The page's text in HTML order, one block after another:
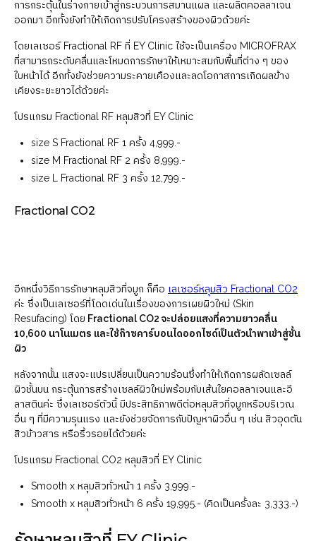
การกระตุ้นในร่างกายเข้าสู่กระบวนการสมานแผล และผลิตคอลลาเจน
ออกมา อีกทั้งยังทำให้เกิดการปรับโครงสร้างของผิวด้วยค่ะ
โดยเลเซอร์ Fractional RF ที่ EY Clinic ใช้จะเป็นเครื่อง MICROFRAX
ที่สามารถระดับคลื่นและโหมดการรักษาให้เหมาะสมกับพื้นที่ต่าง ๆ ของ
ใบหน้าได้ อีกทั้งยังช่วยความระคายเคืองและลดโอกาสการเกิดผลข้าง
เคียงระยะยาวได้ด้วยค่ะ
โปรแกรม Fractional RF หลุมสิวที่ EY Clinic
size S Fractional RF 1 ครั้ง 4,999.-
size M Fractional RF 2 ครั้ง 8,999.-
size L Fractional RF 3 ครั้ง 12,799.-
Fractional CO2
อีกหนึ่งวิธีการรักษาหลุมสิวที่จมูก ก็คือ เลเซอร์หลุมสิว Fractional CO2
ค่ะ ซึ่งเป็นเลเซอร์ที่โดดเด่นในเรื่องของการเผยผิวใหม่ (Skin
Resufacing) โดย Fractional CO2 จะปล่อยแสงที่ความยาวคลื่น
10,600 นาโนเมตร และใช้ก๊าซคาร์บอนไดออกไซด์เป็นตัวนำพาเข้าสู่ชั้น
ผิว
หลังจากนั้น แสงจะแปรเปลี่ยนเป็นความร้อนซึ่งทำให้เกิดการผลัดเซลล์
ผิวชั้นบน กระตุ้นการสร้างเซลล์ผิวใหม่พร้อมกับเส้นใยคอลลาเจนและอี
ลาสตินค่ะ ซึ่งเลเซอร์ตัวนี้ มีประสิทธิภาพดีต่อหลุมสิวที่จมูกหรือบริเวณ
อื่น ๆ ที่มีความรุนแรง และยังช่วยจัดการกับปัญหาผิวอื่น ๆ เช่น สิวอุดตัน
สิวข้าวสาร หรือริ้วรอยได้ด้วยค่ะ
โปรแกรม Fractional CO2 หลุมสิวที่ EY Clinic
Smooth x หลุมสิวทั่วหน้า 1 ครั้ง 3,999.-
Smooth x หลุมสิวทั่วหน้า 6 ครั้ง 19,995.- (คิดเป็นครั้งละ 3,333.-)